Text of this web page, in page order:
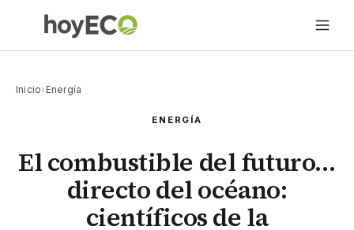
Inicio› Energía
ENERGÍA
El combustible del futuro…
directo del océano:
científicos de la